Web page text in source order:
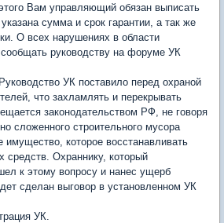
Вам управляющий обязан выписать
сумма и срок гарантии, а так же
О всех нарушениях в области
руководству на форуме УК
УК поставило перед охраной
что захламлять и перекрывать
законодательством РФ, не говоря
сложенного строительного мусора
имущество, которое восстанавливать
средств. Охраннику, который
к этому вопросу и нанес ущерб
сделан выговор в установленном УК
УК.